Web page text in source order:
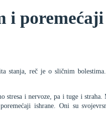
i poremećaji
stanja, reč je o sličnim
stresa i nervoze, pa i tuge i
ishrane. Oni su